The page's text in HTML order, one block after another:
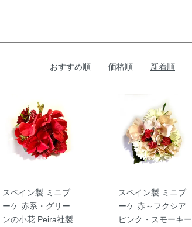
おすすめ順 価格順 新着順
スペイン製 ミニブ
ーケ 赤系・グリー
ンの小花 Peira社製
スペイン製 ミニブ
ーケ 赤～フクシア
ピンク・スモーキー